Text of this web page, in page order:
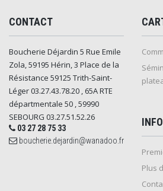
CONTACT
Boucherie Déjardin 5 Rue Emile
Zola, 59195 Hérin, 3 Place de la
Résistance 59125 Trith-Saint-
Léger 03.27.43.78.20 , 65A RTE
départmentale 50 , 59990
SEBOURG 03.27.51.52.26
03 27 28 75 33
boucherie.dejardin@wanadoo.fr
Plus